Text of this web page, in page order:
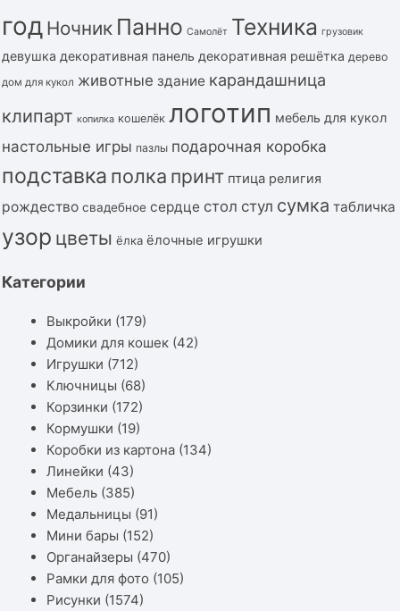
год Ночник Панно Самолёт Техника грузовик
девушка декоративная панель декоративная решётка дерево
дом для кукол животные здание карандашница
клипарт копилка кошелёк логотип мебель для кукол
настольные игры пазлы подарочная коробка
подставка полка принт птица религия
рождество свадебное сердце стол стул сумка табличка
узор цветы ёлка ёлочные игрушки
Категории
Выкройки (179)
Домики для кошек (42)
Игрушки (712)
Ключницы (68)
Корзинки (172)
Кормушки (19)
Коробки из картона (134)
Линейки (43)
Мебель (385)
Медальницы (91)
Мини бары (152)
Органайзеры (470)
Рамки для фото (105)
Рисунки (1574)